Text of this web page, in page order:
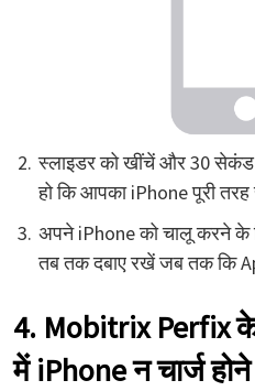
स्लाइडर को खींचें और 30 सेकंड
हो कि आपका iPhone पूरी तरह
अपने iPhone को चालू करने के
तब तक दबाए रखें जब तक कि
4. Mobitrix Perfix
में iPhone न चार्ज